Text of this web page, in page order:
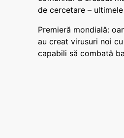
de cercetare –
Premieră mondială:
au creat virusuri noi
capabili să combată